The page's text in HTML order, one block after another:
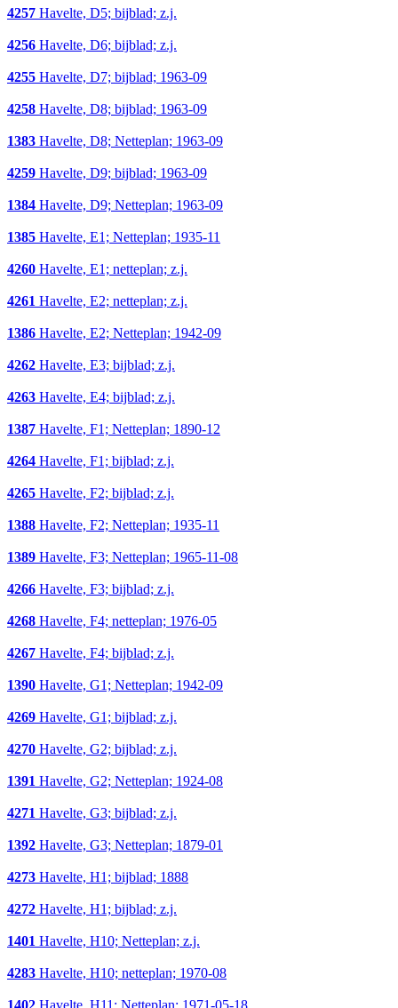
4257 Havelte, D5; bijblad; z.j.
4256 Havelte, D6; bijblad; z.j.
4255 Havelte, D7; bijblad; 1963-09
4258 Havelte, D8; bijblad; 1963-09
1383 Havelte, D8; Netteplan; 1963-09
4259 Havelte, D9; bijblad; 1963-09
1384 Havelte, D9; Netteplan; 1963-09
1385 Havelte, E1; Netteplan; 1935-11
4260 Havelte, E1; netteplan; z.j.
4261 Havelte, E2; netteplan; z.j.
1386 Havelte, E2; Netteplan; 1942-09
4262 Havelte, E3; bijblad; z.j.
4263 Havelte, E4; bijblad; z.j.
1387 Havelte, F1; Netteplan; 1890-12
4264 Havelte, F1; bijblad; z.j.
4265 Havelte, F2; bijblad; z.j.
1388 Havelte, F2; Netteplan; 1935-11
1389 Havelte, F3; Netteplan; 1965-11-08
4266 Havelte, F3; bijblad; z.j.
4268 Havelte, F4; netteplan; 1976-05
4267 Havelte, F4; bijblad; z.j.
1390 Havelte, G1; Netteplan; 1942-09
4269 Havelte, G1; bijblad; z.j.
4270 Havelte, G2; bijblad; z.j.
1391 Havelte, G2; Netteplan; 1924-08
4271 Havelte, G3; bijblad; z.j.
1392 Havelte, G3; Netteplan; 1879-01
4273 Havelte, H1; bijblad; 1888
4272 Havelte, H1; bijblad; z.j.
1401 Havelte, H10; Netteplan; z.j.
4283 Havelte, H10; netteplan; 1970-08